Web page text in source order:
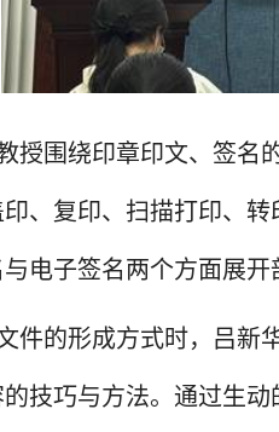
授围绕印章印文、签名
、复印、扫描打印、
电子签名两个方面展
件的形成方式时，吕新
技巧与方法。通过生